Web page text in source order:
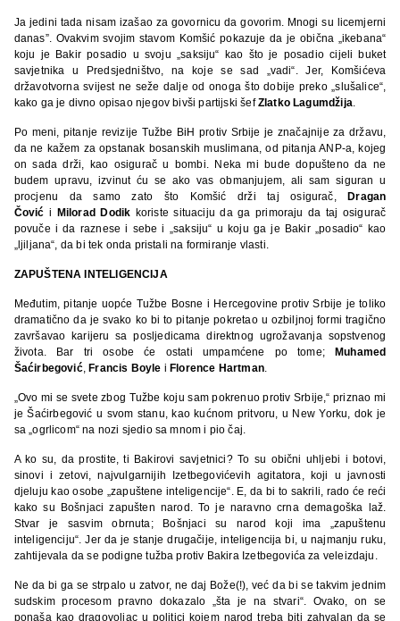
Ja jedini tada nisam izašao za govornicu da govorim. Mnogi su licemjerni
danas”. Ovakvim svojim stavom Komšić pokazuje da je obična „ikebana“
koju je Bakir posadio u svoju „saksiju“ kao što je posadio cijeli buket
savjetnika u Predsjedništvo, na koje se sad „vadi“. Jer, Komšićeva
državotvorna svijest ne seže dalje od onoga što dobije preko „slušalice“,
kako ga je divno opisao njegov bivši partijski šefZlatko Lagumdžija
Po meni, pitanje revizije Tužbe BiH protiv Srbije je značajnije za državu,
da ne kažem za opstanak bosanskih muslimana, od pitanja ANP-a, kojeg
on sada drži, kao osigurač u bombi. Neka mi bude dopušteno da ne
budem upravu, izvinut ću se ako vas obmanjujem, ali sam siguran u
procjenu da samo zato što Komšić drži taj osigurač,Dragan
Čović i Milorad Dodik koriste situaciju da ga primoraju da taj osigurač
povuče i da raznese i sebe i „saksiju“ u koju ga je Bakir „posadio“ kao
„ljiljana“, da bi tek onda pristali na formiranje vlasti.
ZAPUŠTENA INTELIGENCIJA
Međutim, pitanje uopće Tužbe Bosne i Hercegovine protiv Srbije je toliko
dramatično da je svako ko bi to pitanje pokretao u ozbiljnoj formi tragično
završavao karijeru sa posljedicama direktnog ugrožavanja sopstvenog
života. Bar tri osobe će ostati umpamćene po tome;Muhamed
Šaćirbegović,Francis Boyle iFlorence Hartman
„Ovo mi se svete zbog Tužbe koju sam pokrenuo protiv Srbije,“ priznao mi
je Šaćirbegović u svom stanu, kao kućnom pritvoru, u New Yorku, dok je
sa „ogrlicom“ na nozi sjedio sa mnom i pio čaj.
A ko su, da prostite, ti Bakirovi savjetnici? To su obični uhljebi i botovi,
sinovi i zetovi, najvulgarnijih Izetbegovićevih agitatora, koji u javnosti
djeluju kao osobe „zapuštene inteligencije“. E, da bi to sakrili, rado će reći
kako su Bošnjaci zapušten narod. To je naravno crna demagoška laž.
Stvar je sasvim obrnuta; Bošnjaci su narod koji ima „zapuštenu
inteligenciju“. Jer da je stanje drugačije, inteligencija bi, u najmanju ruku,
zahtijevala da se podigne tužba protiv Bakira Izetbegovića za veleizdaju.
Ne da bi ga se strpalo u zatvor, ne daj Bože(!), već da bi se takvim jednim
sudskim procesom pravno dokazalo „šta je na stvari“. Ovako, on se
ponaša kao dragovoljac u politici kojem narod treba biti zahvalan da se